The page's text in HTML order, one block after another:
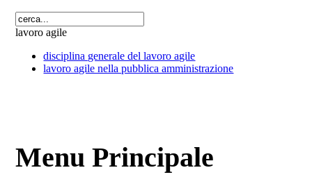
lavoro agile
disciplina generale del lavoro agile
lavoro agile nella pubblica amministrazione
Menu Principale